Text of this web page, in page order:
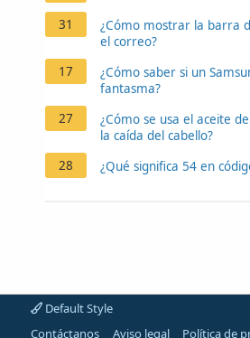
31
¿Cómo mostrar la barra
el correo?
17
¿Cómo saber si un
fantasma?
27
¿Cómo se usa el aceite
la caída del cabello?
28
¿Qué significa 54 en
Default Style
Contáctanos
Aviso legal Política de